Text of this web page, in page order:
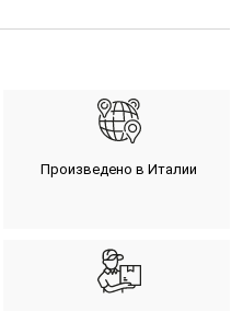
Произведено в Италии